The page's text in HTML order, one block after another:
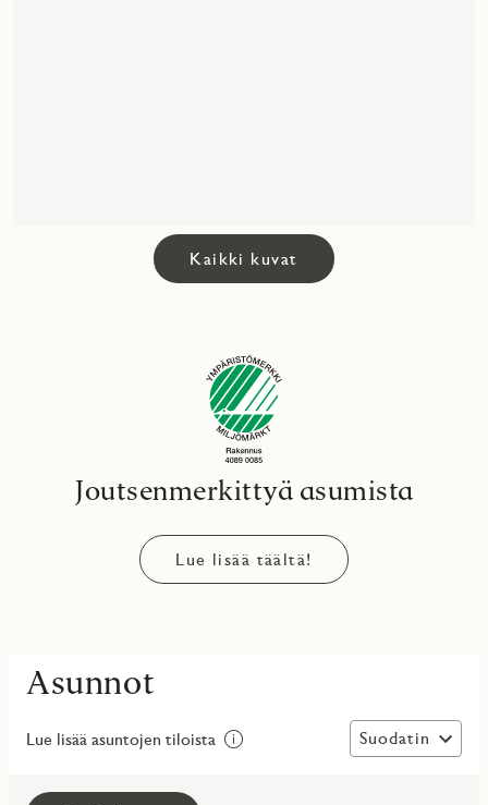
Kaikki kuvat
Joutsenmerkittyä asumista
Lue lisää täältä!
Asunnot
Lue lisää asuntojen tiloista Suodatin